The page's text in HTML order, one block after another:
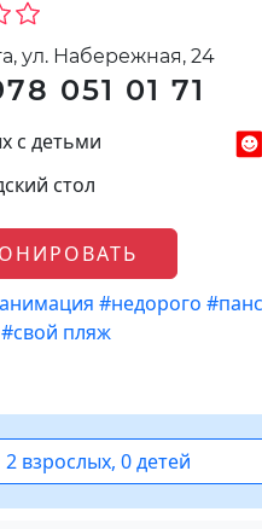
ул. Набережная, 24
051 01 71
с детьми
стол
#недорого
#свой пляж
2 взрослых, 0 детей